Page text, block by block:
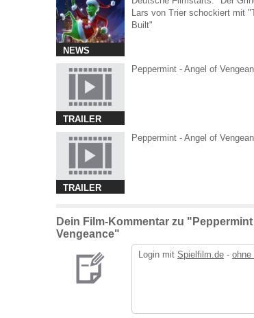
NEWS
Lars von Trier schockiert mit
Built"
TRAILER
Peppermint - Angel of
TRAILER
Peppermint - Angel of
Dein Film-Kommentar zu
Vengeance"
Login mit Spielfilm.de - ohne